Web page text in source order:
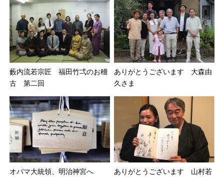
藪内流若宗匠 福田竹弌のお稽
古 第二回
ありがとうございます 大森由
久さま
オバマ大統領、明治神宮へ
ありがとうございます 山村若